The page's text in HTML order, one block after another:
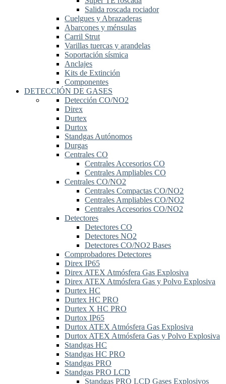
Salida roscada rociador
Cuelgues y Abrazaderas
Abarcones y ménsulas
Carril Strut
Varillas tuercas y arandelas
Soportación sísmica
Anclajes
Kits de Extinción
Componentes
DETECCIÓN DE GASES
Detección CO/NO2
Direx
Durtex
Durtox
Standgas Autónomos
Durgas
Centrales CO
Centrales Accesorios CO
Centrales Ampliables CO
Centrales CO/NO2
Centrales Compactas CO/NO2
Centrales Ampliables CO/NO2
Centrales Accesorios CO/NO2
Detectores
Detectores CO
Detectores NO2
Detectores CO/NO2 Bases
Comprobadores Detectores
Direx IP65
Direx ATEX Atmósfera Gas Explosiva
Direx ATEX Atmósfera Gas y Polvo Explosiva
Durtex HC
Durtex HC PRO
Durtex X HC PRO
Durtox IP65
Durtox ATEX Atmósfera Gas Explosiva
Durtox ATEX Atmósfera Gas y Polvo Explosiva
Standgas HC
Standgas HC PRO
Standgas PRO
Standgas PRO LCD
Standgas PRO LCD Gases Explosivos